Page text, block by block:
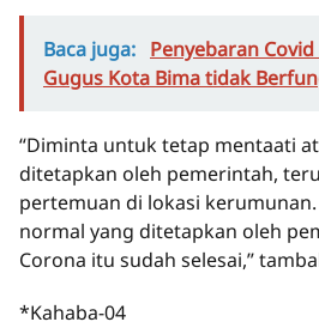
Baca juga: Penyebaran
Gugus Kota Bima tidak
“Diminta untuk tetap mentaati
ditetapkan oleh pemerintah,
pertemuan di lokasi
normal yang ditetapkan oleh
Corona itu sudah selesai,”
*Kahaba-04